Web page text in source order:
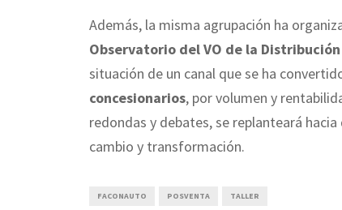
Además, la misma agrupación ha
Observatorio del VO de la
situación de un canal que se ha
concesionarios, por volumen y
redondas y debates, se replanteará
cambio y transformación.
FACONAUTO POSVENTA TALLER